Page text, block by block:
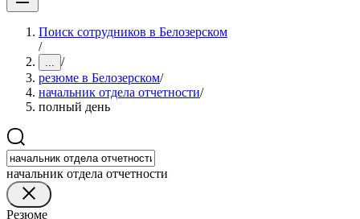
Поиск сотрудников в Белозерском
/
... /
резюме в Белозерском/
начальник отдела отчетности/
полный день
начальник отдела отчетности
Резюме